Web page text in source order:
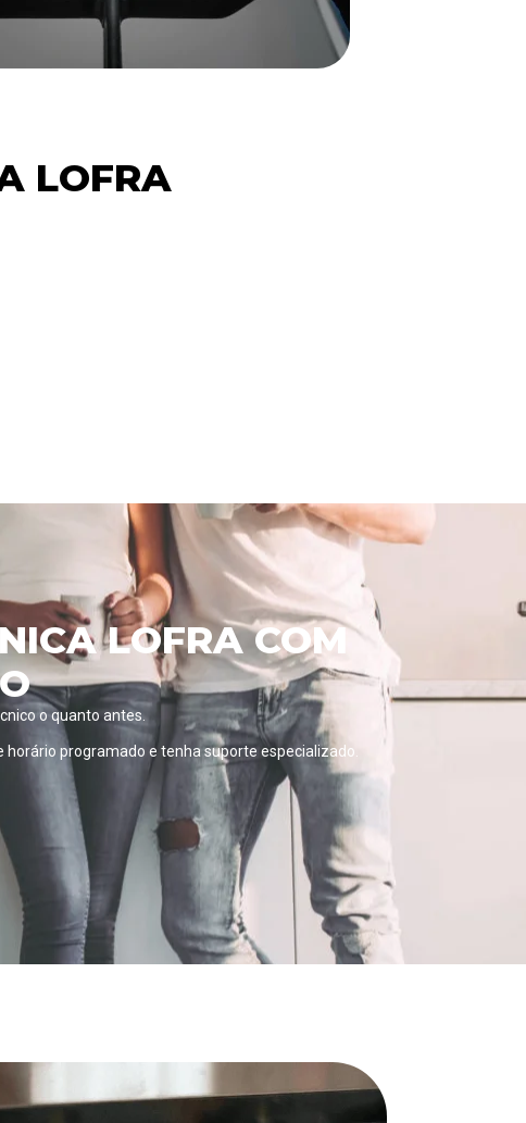
LOFRA
LOFRA COM
o quanto antes.
horário programado e tenha suporte especializado.